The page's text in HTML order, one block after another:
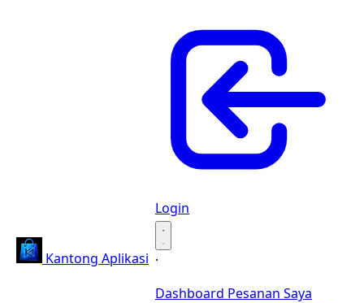
Kantong Aplikasi
Login
·
·
Dashboard Pesanan Saya